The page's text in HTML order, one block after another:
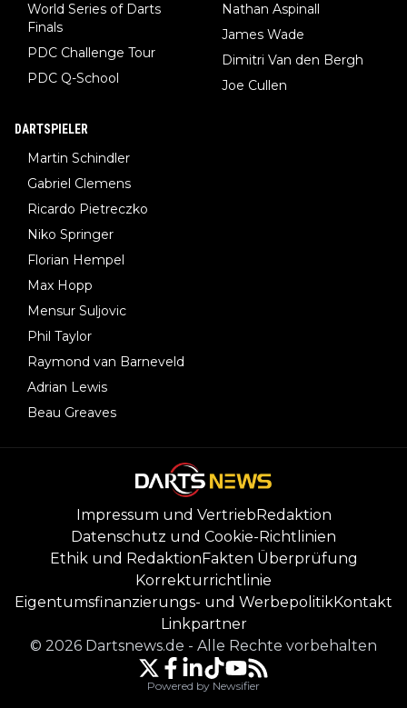
World Series of Darts
Finals
PDC Challenge Tour
PDC Q-School
Nathan Aspinall
James Wade
Dimitri Van den Bergh
Joe Cullen
DARTSPIELER
Martin Schindler
Gabriel Clemens
Ricardo Pietreczko
Niko Springer
Florian Hempel
Max Hopp
Mensur Suljovic
Phil Taylor
Raymond van Barneveld
Adrian Lewis
Beau Greaves
Impressum und VertriebRedaktion
Datenschutz und Cookie-Richtlinien
Ethik und RedaktionFakten Überprüfung
Korrekturrichtlinie
Eigentumsfinanzierungs- und WerbepolitikKontakt
Linkpartner
© 2026 Dartsnews.de - Alle Rechte vorbehalten
Powered by Newsifier